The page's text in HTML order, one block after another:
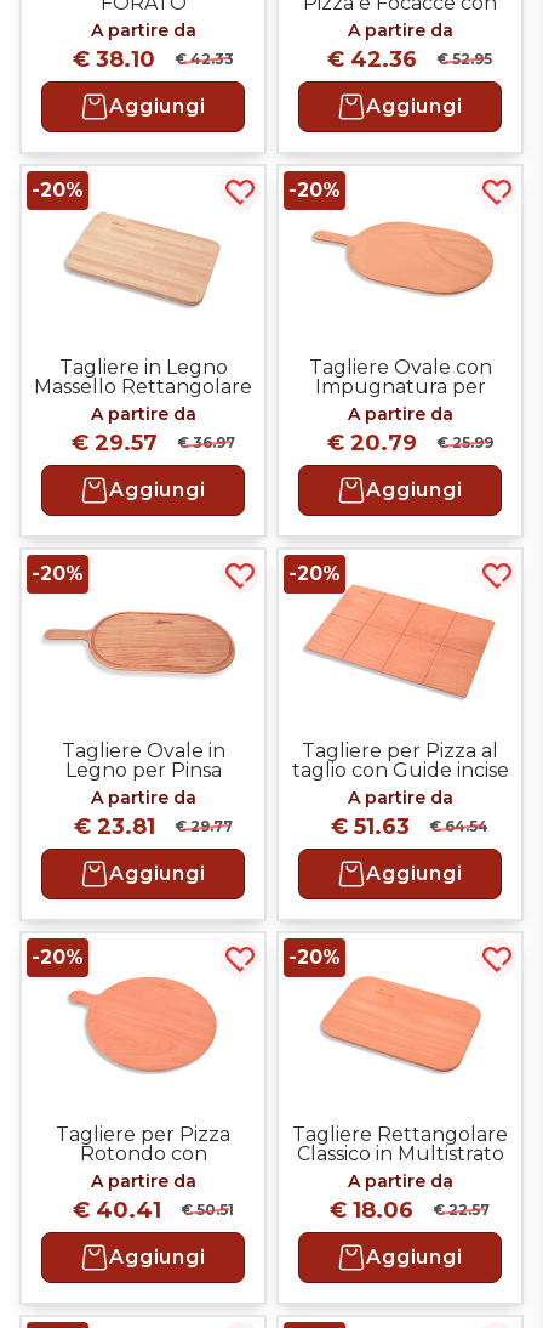
A partire da
€ 38.10 € 42.33
Aggiungi
piastra INOX
A partire da
€ 42.36 € 52.95
Aggiungi
Tagliere in Legno
Massello Rettangolare
A partire da
-20%
€ 29.57 € 36.97
Aggiungi
Acquista più tardi
Tagliere Ovale con
Impugnatura per
Pinsa Romana
A partire da
-20%
€ 20.79 € 25.99
Aggiungi
Tagliere Ovale in
Legno per Pinsa
Romana con
Impugnatura e Canale
Raccogli oli e salse
A partire da
-20%
€ 23.81 € 29.77
Aggiungi
Acquista più tardi
Tagliere per Pizza al
taglio con Guide incise
A partire da
-20%
€ 51.63 € 64.54
Aggiungi
Tagliere per Pizza
Rotondo con
Impungatura in Legno
A partire da
-20%
€ 40.41 € 50.51
Aggiungi
Acquista più tardi
Tagliere Rettangolare
Classico in Multistrato
A partire da
-20%
€ 18.06 € 22.57
Aggiungi